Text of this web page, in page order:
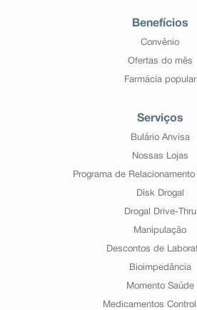
Benefícios
Convênio
Ofertas do mês
Farmácia popular
Serviços
Bulário Anvisa
Nossas Lojas
Programa de
Disk Drogal
Drogal Drive-Thru
Manipulação
Descontos de
Bioimpedância
Momento Saúde
Medicamentos